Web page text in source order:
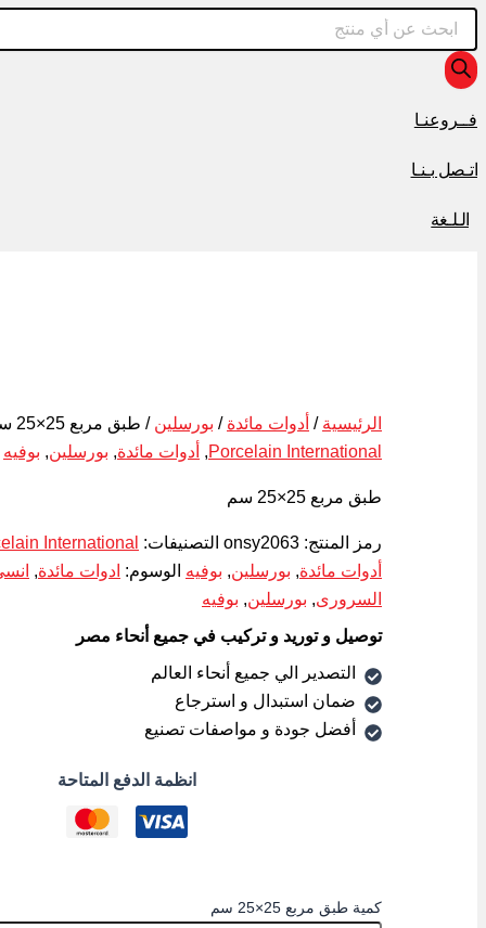
فــروعنـا
اتـصل بـنـا
الـلـغة
الرئيسية / أدوات مائدة / بورسلين / طبق مربع 25×25 سم
Porcelain International
, أدوات مائدة, بورسلين, بوفيه
طبق مربع 25×25 سم
رمز المنتج: onsy2063 التصنيفات: International
أدوات مائدة, بورسلين, بوفيه الوسوم: ادوات مائدة,
السرورى, بورسلين, بوفيه
توصيل و توريد و تركيب في جميع أنحاء مصر
التصدير الي جميع أنحاء العالم
ضمان استبدال و استرجاع
أفضل جودة و مواصفات تصنيع
انظمة الدفع المتاحة
كمية طبق مربع 25×25 سم